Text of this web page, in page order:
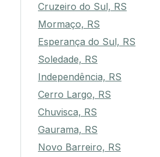
Cruzeiro do Sul, RS
Mormaço, RS
Esperança do Sul, RS
Soledade, RS
Independência, RS
Cerro Largo, RS
Chuvisca, RS
Gaurama, RS
Novo Barreiro, RS